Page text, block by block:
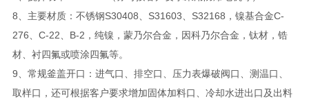
8、主要材质：不锈钢S30408、S31603、S32168，镍基合金C-
276、C-22、B-2，纯镍，蒙乃尔合金，因科乃尔合金，钛材，锆
材、衬四氟或喷涂四氟等。
9、常规釜盖开口：进气口、排空口、压力表爆破阀口、测温口、
取样口，还可根据客户要求增加固体加料口、冷却水进出口及出料